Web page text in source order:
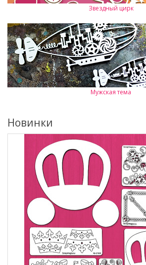
Звездный цирк
Мужская тема
Новинки